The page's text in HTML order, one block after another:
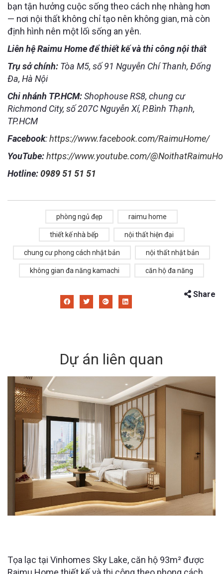
bạn tận hưởng cuộc sống theo cách nhẹ nhàng hơn
— nơi nội thất không chỉ tạo nên không gian, mà còn
định hình nên một lối sống an yên.
Liên hệ Raimu Home để thiết kế và thi công nội thất
Trụ sở chính: Tòa M5, số 91 Nguyễn Chí Thanh, Đống
Đa, Hà Nội
Chi nhánh TP.HCM:Shophouse RS8, chung cư
Richmond City, số 207C Nguyễn Xí, P.Bình Thạnh,
TP.HCM
Facebook:https://www.facebook.com/RaimuHome/
YouTube:https://www.youtube.com/
Hotline:0989 51 51 51
phòng ngủ đẹp raimu home
thiết kế nhà bếp nội thất hiện đại
chung cư phong cách nhật bản nội thất nhật bản
không gian đa năng kamachi căn hộ đa năng
Share
Dự án liên quan
Tọa lạc tại Vinhomes Sky Lake, căn hộ 93m² được